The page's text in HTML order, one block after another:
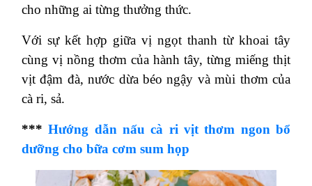
cho những ai từng thưởng thức.
Với sự kết hợp giữa vị ngọt thanh từ khoai tây
cùng vị nồng thơm của hành tây, từng miếng thịt
vịt đậm đà, nước dừa béo ngậy và mùi thơm của
cà ri, sả.
***Hướng dẫn nấu cà ri vịt thơm ngon bổ
dưỡng cho bữa cơm sum họp